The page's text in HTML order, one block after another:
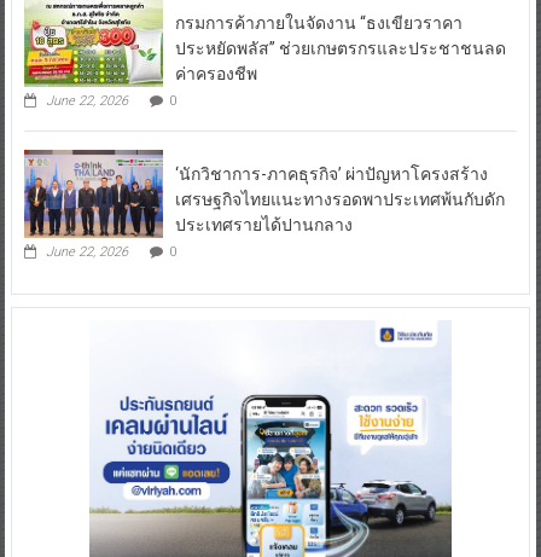
กรมการค้าภายในจัดงาน “ธงเขียวราคา
ประหยัดพลัส” ช่วยเกษตรกรและประชาชนลด
ค่าครองชีพ
June 22, 2026 0
‘นักวิชาการ-ภาคธุรกิจ’ ผ่าปัญหาโครงสร้าง
เศรษฐกิจไทยแนะทางรอดพาประเทศพ้นกับดัก
ประเทศรายได้ปานกลาง
June 22, 2026 0